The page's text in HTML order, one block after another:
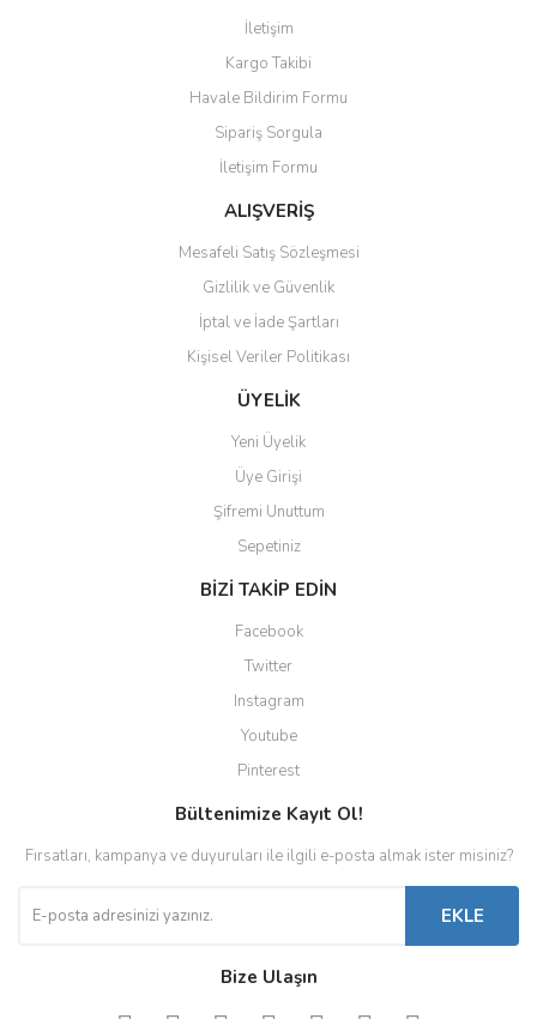
Ürün resmi kalitesiz, bozuk veya görüntülenemiyor.
Ürün açıklamasında eksik bilgiler bulunuyor.
Ürün bilgilerinde hatalar bulunuyor.
Ürün fiyatı diğer sitelerden daha pahalı.
Bu ürüne benzer farklı alternatifler olmalı.
Gönder
İletişim
Kargo Takibi
Havale Bildirim Formu
Sipariş Sorgula
İletişim Formu
ALIŞVERİŞ
Mesafeli Satış Sözleşmesi
Gizlilik ve Güvenlik
İptal ve İade Şartları
Kişisel Veriler Politikası
ÜYELİK
Yeni Üyelik
Üye Girişi
Şifremi Unuttum
Sepetiniz
BİZİ TAKİP EDİN
Facebook
Twitter
Instagram
Youtube
Pinterest
Bültenimize Kayıt Ol!
Fırsatları, kampanya ve duyuruları ile ilgili e-posta almak ister misiniz?
EKLE
Bize Ulaşın